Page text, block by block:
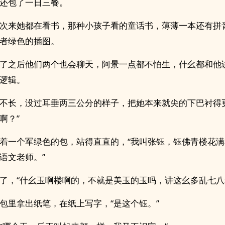
来她都在看书，那种小孩子看的童话书，薄薄一本还有拼
绿色的插图。
之后他们两个也会聊天，阿景一点都不怕生，什幺都和他
辑。
长，没过耳垂两三公分的样子，把她本来就尖的下巴衬得
？”
一个军绿色的包，站得直直的，“我叫张钰，钰佛青楼花
文老师。”
，“什幺玉啊楼啊的，不就是美玉的玉吗，讲这幺多乱七
里拿出纸笔，在纸上写字，“是这个钰。”